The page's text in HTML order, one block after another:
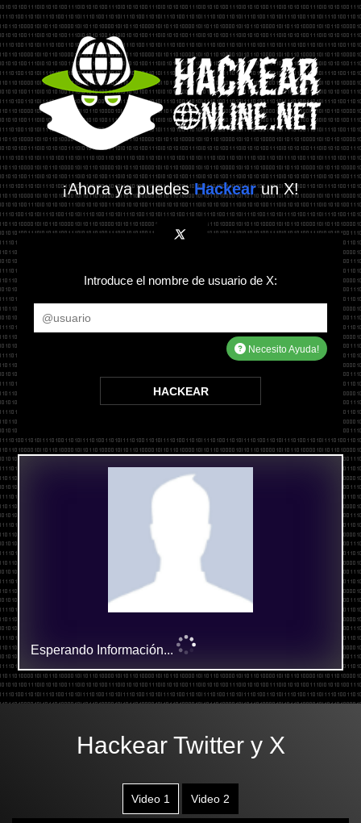
¡Ahora ya puedesHackearun X!
Introduce el nombre de usuario de X:
Necesito Ayuda!
HACKEAR
Esperando Información...
Hackear Twitter y X
Video 1 Video 2